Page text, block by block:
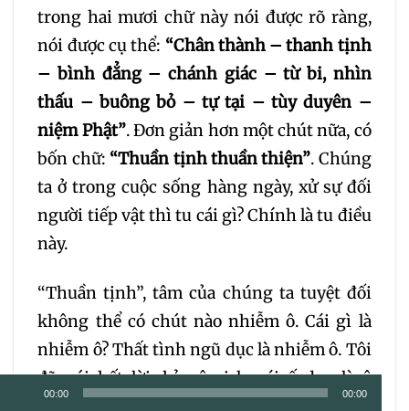
Trình00:00 00:00
trong hai mươi chữ này nói được rõ ràng,
nói được cụ thể: “Chân thành – thanh tịnh
– bình đẳng – chánh giác – từ bi, nhìn
thấu – buông bỏ – tự tại – tùy duyên –
niệm Phật”. Đơn giản hơn một chút nữa, có
bốn chữ: “Thuần tịnh thuần thiện”. Chúng
ta ở trong cuộc sống hàng ngày, xử sự đối
người tiếp vật thì tu cái gì? Chính là tu điều
này.
“Thuần tịnh”, tâm của chúng ta tuyệt đối
không thể có chút nào nhiễm ô. Cái gì là
nhiễm ô? Thất tình ngũ dục là nhiễm ô. Tôi
đã nói hết lời, hỉ nộ ai lạc ái ố dục là ô